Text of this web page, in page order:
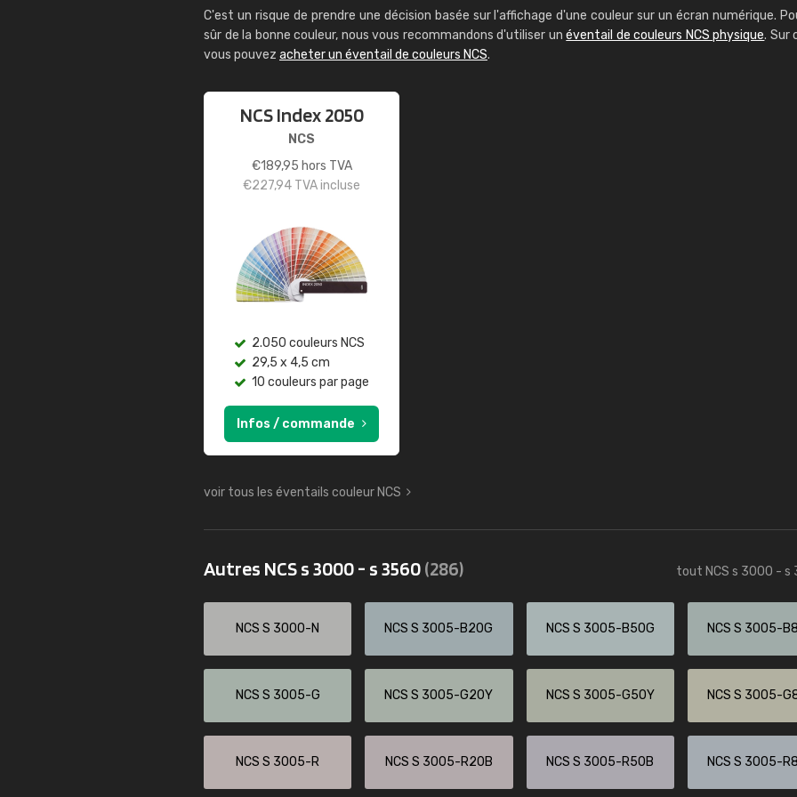
C'est un risque de prendre une décision basée sur l'affichage d'une couleur sur un écran numérique.
sûr de la bonne couleur, nous vous recommandons d'utiliser unéventail de couleurs NCS physique. Sur
vous pouvez acheter un éventail de couleurs NCS.
NCS Index 2050
NCS
€189,95 hors TVA
€227,94 TVA incluse
2.050 couleurs NCS
29,5 x 4,5 cm
10 couleurs par page
Infos / commande
voir tous les éventails couleur NCS
Autres NCS s 3000 - s 3560(286) tout NCS s 3000 - s
NCS S 3000-N NCS S 3005-B20G NCS S 3005-B50G NCS S 3005-
NCS S 3005-G NCS S 3005-G20Y NCS S 3005-G50Y NCS S 3005-
NCS S 3005-R NCS S 3005-R20B NCS S 3005-R50B NCS S 3005-